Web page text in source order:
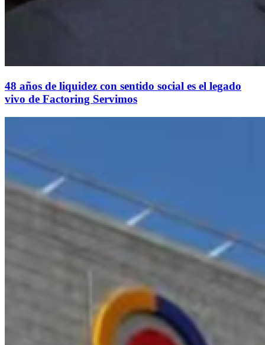
48 años de liquidez con sentido social es el legado
vivo de Factoring Servimos